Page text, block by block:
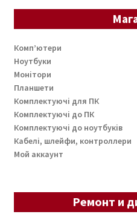
Комп’ютери
Ноутбуки
Монітори
Планшети
Комплектуючі для ПК
Комплектуючі до ПК
Комплектуючі до ноутбуків
Кабелі, шлейфи, контроллери
Мой аккаунт
Ремонт и